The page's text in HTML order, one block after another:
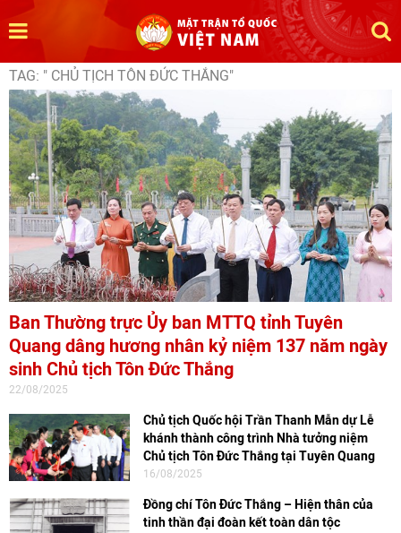
TAG: " CHỦ TỊCH TÔN ĐỨC THẮNG"
Ban Thường trực Ủy ban MTTQ tỉnh Tuyên
Quang dâng hương nhân kỷ niệm 137 năm ngày
sinh Chủ tịch Tôn Đức Thắng
22/08/2025
Chủ tịch Quốc hội Trần Thanh Mẫn dự Lễ
khánh thành công trình Nhà tưởng niệm
Chủ tịch Tôn Đức Thắng tại Tuyên Quang
16/08/2025
Đồng chí Tôn Đức Thắng – Hiện thân của
tinh thần đại đoàn kết toàn dân tộc